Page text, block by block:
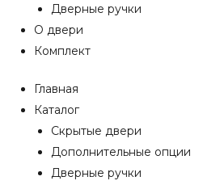
Дверные ручки
О двери
Комплект
Главная
Каталог
Скрытые двери
Дополнительные опции
Дверные ручки